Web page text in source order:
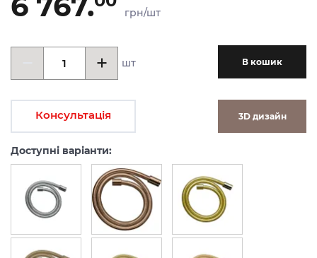
грн/шт
шт В кошик
Консультація 3D дизайн
Доступні варіанти: